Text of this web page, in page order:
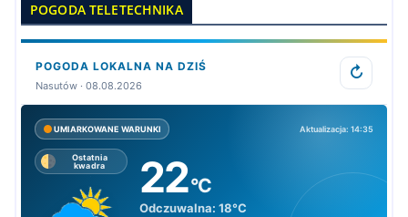
POGODA TELETECHNIKA
POGODA LOKALNA NA DZIŚ
Nasutów · 08.08.2026
↻
UMIARKOWANE WARUNKI Aktualizacja: 14:35
Ostatnia
kwadra
22°C
Odczuwalna: 18°C